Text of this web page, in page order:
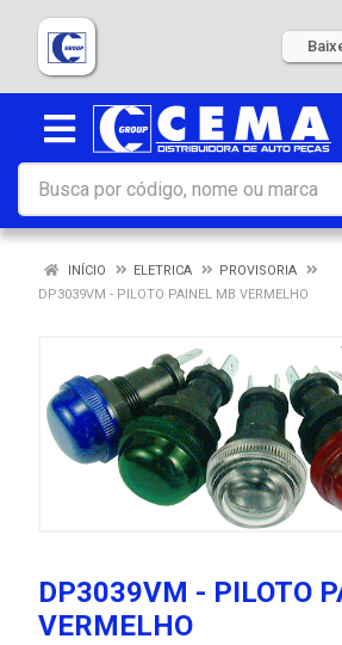
INÍCIO ELETRICA
PROVISORIA
DP3039VM - PILOTO PAINEL MB VERMELHO
DP3039VM - PILOTO
VERMELHO